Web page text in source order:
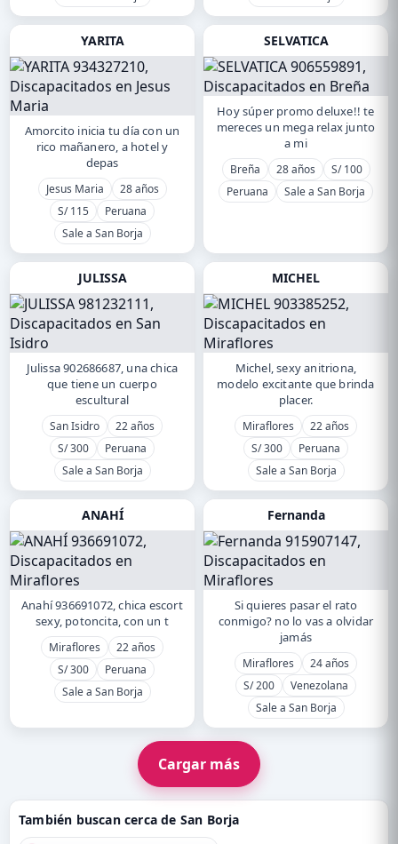
YARITA
Amorcito inicia tu día con un
rico mañanero, a hotel y
depas
Jesus Maria
28 años
S/ 115
Peruana
Sale a San Borja
SELVATICA
Hoy súper promo deluxe!! te
mereces un mega relax junto
a mi
Breña 28 años
S/ 100
Peruana
Sale a San Borja
JULISSA
Julissa 902686687, una chica
que tiene un cuerpo
escultural
San Isidro
22 años
S/ 300
Peruana
Sale a San Borja
MICHEL
Michel, sexy anitriona,
modelo excitante que brinda
placer.
Miraflores
22 años
S/ 300
Peruana
Sale a San Borja
ANAHÍ
Anahí 936691072, chica escort
sexy, potoncita, con un t
Miraflores
22 años
S/ 300
Peruana
Sale a San Borja
Fernanda
Si quieres pasar el rato
conmigo? no lo vas a olvidar
jamás
Miraflores
24 años
S/ 200
Venezolana
Sale a San Borja
Cargar más
También buscan cerca de San Borja